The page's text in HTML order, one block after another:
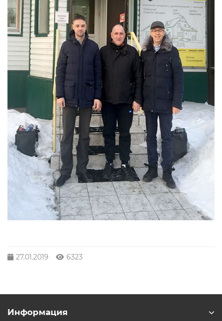
27.01.2019 6323
Информация